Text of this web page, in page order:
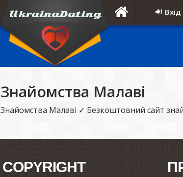
Вхід
Знайомства Малаві
Знайомства Малаві ✓ Безкоштовний сайт
COPYRIGHT